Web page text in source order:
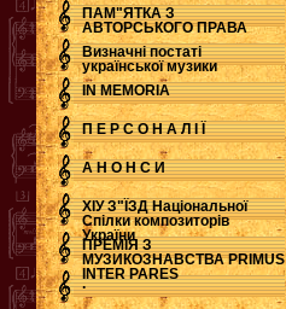
ПАМ"ЯТКА З
АВТОРСЬКОГО ПРАВА
Визначні постаті
української музики
IN MEMORIA
П Е Р С О Н А Л І Ї
А Н О Н С И
ХІУ З"ЇЗД Національної
Спілки композиторів
України
ПРЕМІЯ З
МУЗИКОЗНАВСТВА PRIMUS
INTER PARES
.